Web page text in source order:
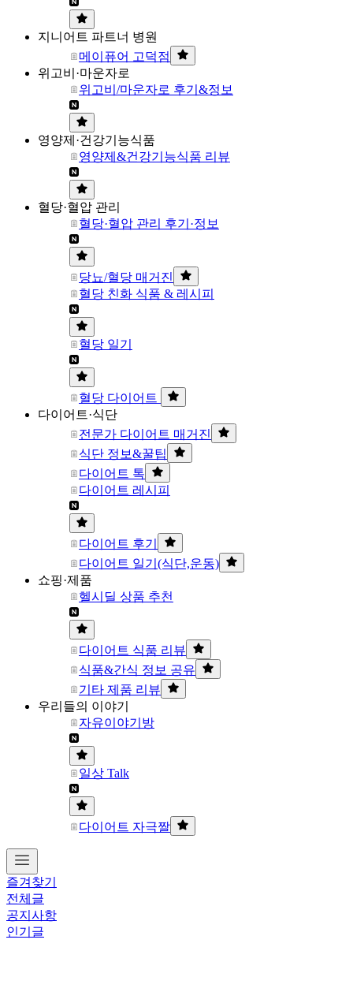
지니어트 파트너 병원
메이퓨어 고덕점
위고비·마운자로
위고비/마운자로 후기&정보
영양제·건강기능식품
영양제&건강기능식품 리뷰
혈당·혈압 관리
혈당·혈압 관리 후기·정보
당뇨/혈당 매거진
혈당 친화 식품 & 레시피
혈당 일기
혈당 다이어트
다이어트·식단
전문가 다이어트 매거진
식단 정보&꿀팁
다이어트 톡
다이어트 레시피
다이어트 후기
다이어트 일기(식단,운동)
쇼핑·제품
헬시딜 상품 추천
다이어트 식품 리뷰
식품&간식 정보 공유
기타 제품 리뷰
우리들의 이야기
자유이야기방
일상 Talk
다이어트 자극짤
즐겨찾기
전체글
공지사항
인기글